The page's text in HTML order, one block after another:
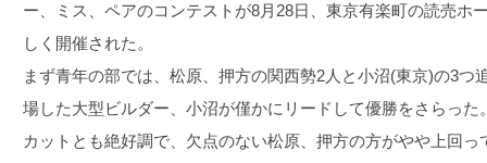
ー、ミス、ペアのコンテストが8月28日、東京有楽町の読売ホ
しく開催された。
まず青年の部では、松原、押方の関西勢2人と小沼(東京)の3つ
場した大型ビルダー、小沼が僅かにリードして優勝をさらっ
カットとも絶好調で、欠点のない松原、押方の方がやや上回